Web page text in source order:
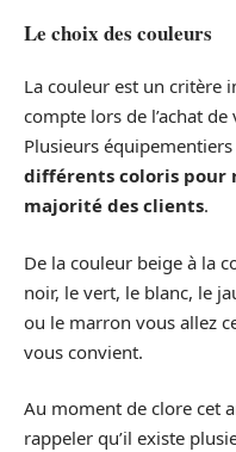
Le choix des couleurs
La couleur est un critère
compte lors de l’achat
Plusieurs
différents coloris pour
majorité des clients.
De la couleur beige à la
noir, le vert, le blanc, le
ou le marron vous allez
vous convient.
Au moment de clore cet
rappeler qu’il existe